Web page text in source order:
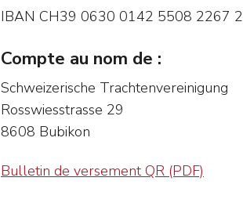
IBAN CH39 0630 0142 5508 2267 2
Compte au nom de :
Schweizerische Trachtenvereinigung
Rosswiesstrasse 29
8608 Bubikon
Bulletin de versement QR (PDF)